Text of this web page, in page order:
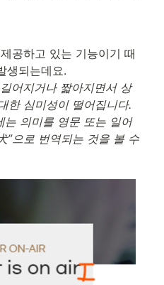
공하고 있는 기능이기 때
어지거나 짧아지면서 상
한 심미성이 떨어집니다.
는 의미를 영문 또는 일어
”으로 번역되는 것을 볼 수